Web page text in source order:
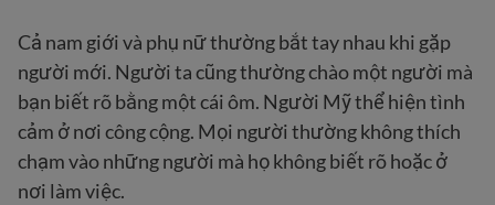
Cả nam giới và phụ nữ thường bắt tay nhau khi gặp
người mới. Người ta cũng thường chào một người mà
bạn biết rõ bằng một cái ôm. Người Mỹ thể hiện tình
cảm ở nơi công cộng. Mọi người thường không thích
chạm vào những người mà họ không biết rõ hoặc ở
nơi làm việc.